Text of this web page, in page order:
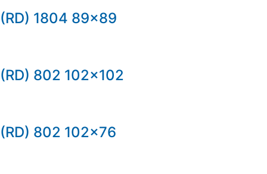
(RD) 1804 89×89
(RD) 802 102×102
(RD) 802 102×76